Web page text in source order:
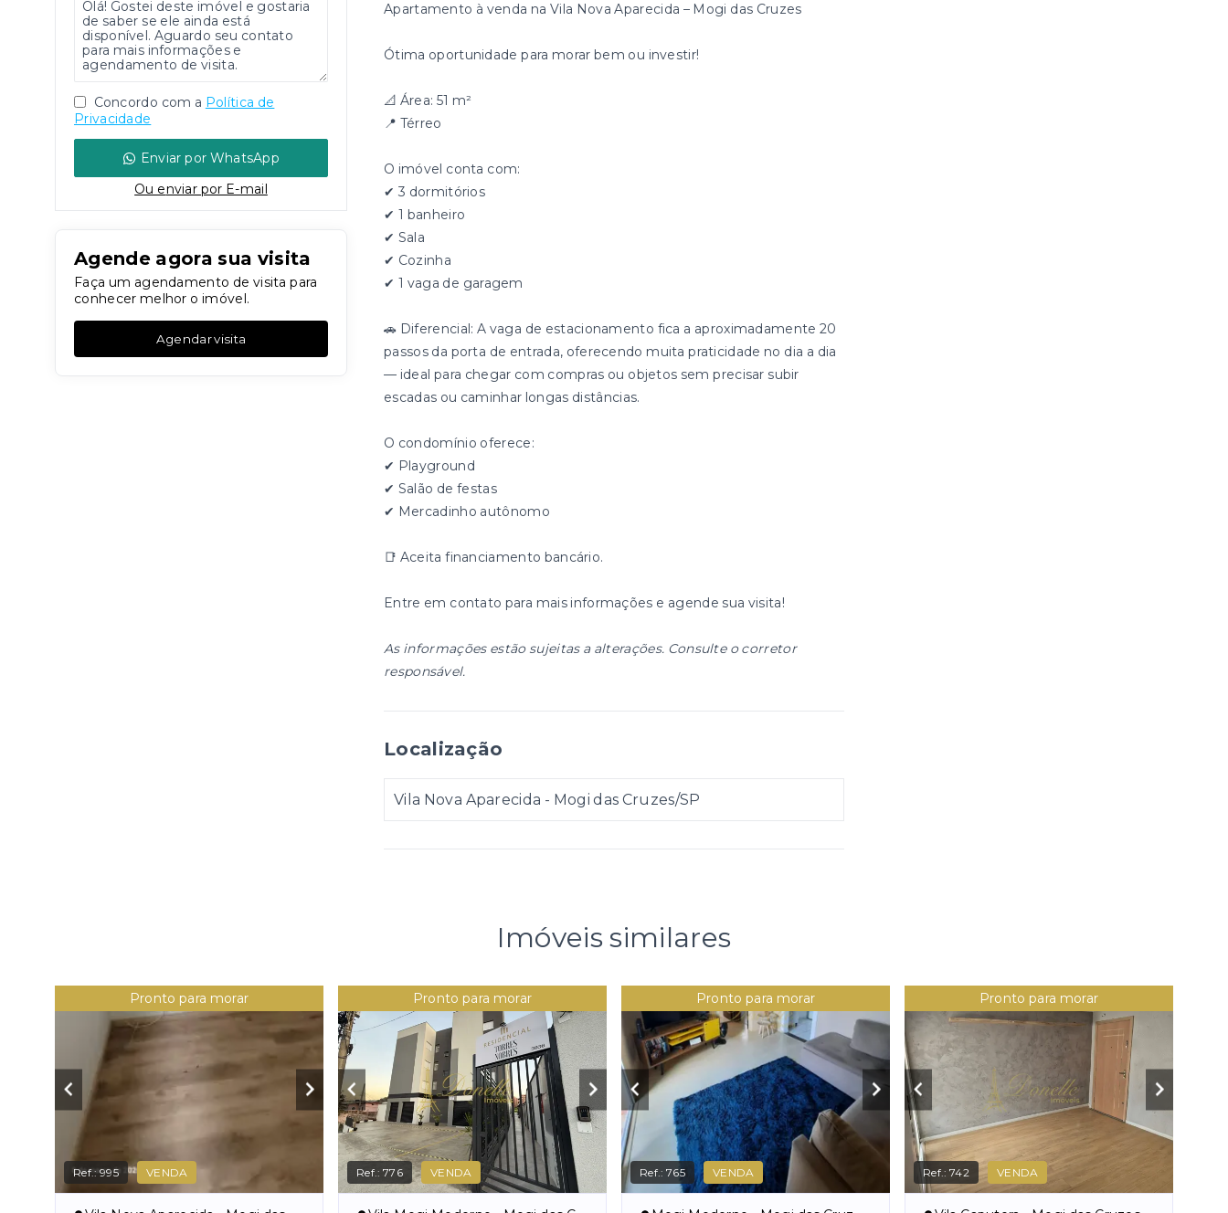
Concordo com a Política de
Privacidade
Enviar por WhatsApp
Ou enviar por E-mail
Agende agora sua visita
Faça um agendamento de visita para
conhecer melhor o imóvel.
Agendar visita
Apartamento à venda na Vila Nova Aparecida – Mogi das Cruzes
Ótima oportunidade para morar bem ou investir!
📐 Área: 51 m²
📍 Térreo
O imóvel conta com:
✔ 3 dormitórios
✔ 1 banheiro
✔ Sala
✔ Cozinha
✔ 1 vaga de garagem
🚗 Diferencial: A vaga de estacionamento fica a aproximadamente 20
passos da porta de entrada, oferecendo muita praticidade no dia a dia
— ideal para chegar com compras ou objetos sem precisar subir
escadas ou caminhar longas distâncias.
O condomínio oferece:
✔ Playground
✔ Salão de festas
✔ Mercadinho autônomo
📑 Aceita financiamento bancário.
Entre em contato para mais informações e agende sua visita!
As informações estão sujeitas a alterações. Consulte o corretor
responsável.
Localização
Vila Nova Aparecida - Mogi das Cruzes/SP
Imóveis similares
Pronto para morar
Ref.:995 VENDA
Pronto para morar
Ref.:776 VENDA
Pronto para morar
Ref.:765 VENDA
Pronto para morar
Ref.:742 VENDA